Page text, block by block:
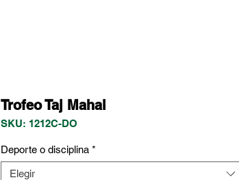
Trofeo Taj Mahal
SKU: 1212C-DO
Deporte o disciplina *
Elegir